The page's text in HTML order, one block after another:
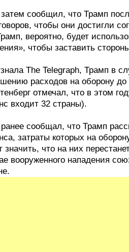
сообщил, что Трамп
чтобы они достигли
вероятно, будет
чтобы заставить
The Telegraph, Трамп в
расходов на оборону до
отмечал, что в этом
входит 32 страны).
сообщал, что Трамп
затраты которых на
значить, что на них
вооруженного нападения